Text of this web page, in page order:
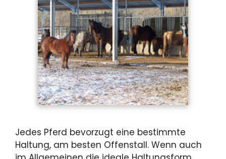
Jedes Pferd bevorzugt eine bestimmte
Haltung, am besten Offenstall. Wenn auch